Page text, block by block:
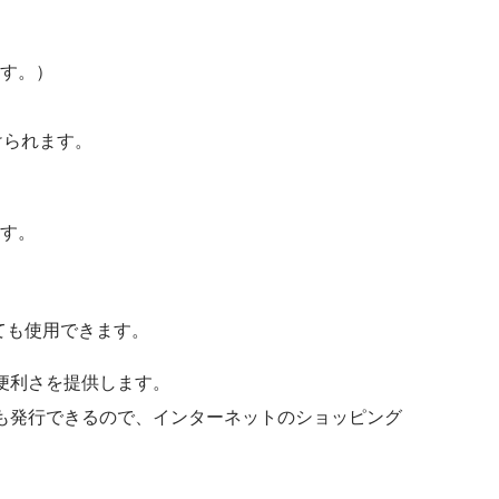
。）
れます。
。
使用できます。
さを提供します。
行できるので、インターネットのショッピング